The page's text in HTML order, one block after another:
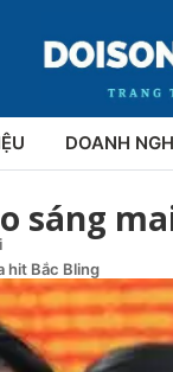
DOANH
sáng
hit Bắc Bling